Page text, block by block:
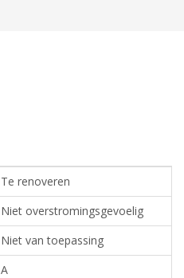
Te renoveren
Niet overstromingsgevoelig
Niet van toepassing
A